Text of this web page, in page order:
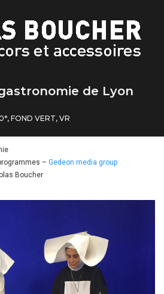
de Lyon
, FOND VERT, VR
– Gedeon media group
Boucher